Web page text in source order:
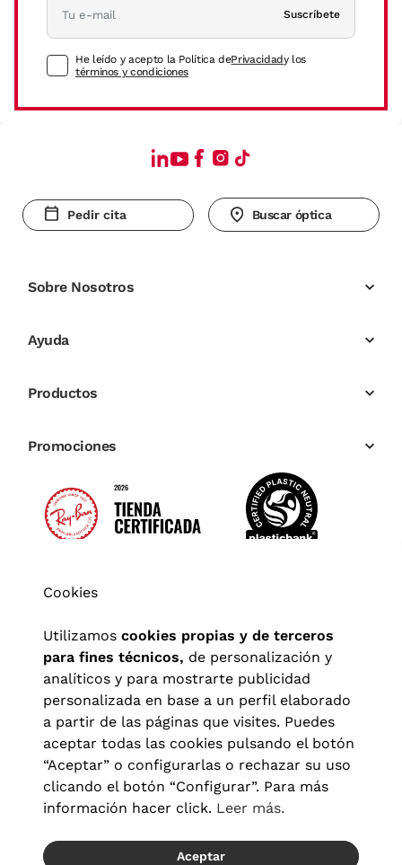
Suscríbete
He leído y acepto la Política dePrivacidady los
términos y condiciones
Pedir cita Buscar óptica
Sobre Nosotros
Ayuda
Productos
Promociones
Aviso legal| Política de privacidad Términos y condiciones
Política de cookies|Configuración de cookies
© 2026 Visionlab España
Cookies
Utilizamos cookies propias y de terceros
para fines técnicos, de personalización y
analíticos y para mostrarte publicidad
personalizada en base a un perfil elaborado
a partir de las páginas que visites. Puedes
aceptar todas las cookies pulsando el botón
“Aceptar” o configurarlas o rechazar su uso
clicando el botón “Configurar”. Para más
información hacer click. Leer más.
Aceptar